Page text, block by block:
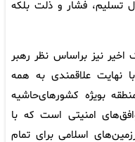
تسلیم، فشار و ذلت بلکه
اخیر نیز براساس نظر رهبر
نهایت علاقمندی به همه
بویژه کشورهای‌حاشیه
امنیتی است که با
اسلامی برای تمام